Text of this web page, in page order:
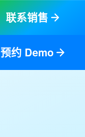
联系销售
预约 Demo